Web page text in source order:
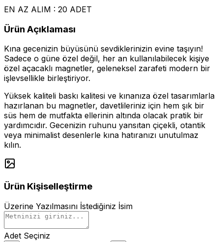
EN AZ ALIM : 20 ADET
Ürün Açıklaması
Kına gecenizin büyüsünü sevdiklerinizin evine taşıyın!
Sadece o güne özel değil, her an kullanılabilecek kişiye
özel açacaklı magnetler, geleneksel zarafeti modern bir
işlevsellikle birleştiriyor.
Yüksek kaliteli baskı kalitesi ve kınanıza özel tasarımlarla
hazırlanan bu magnetler, davetlileriniz için hem şık bir
süs hem de mutfakta ellerinin altında olacak pratik bir
yardımcıdır. Gecenizin ruhunu yansıtan çiçekli, otantik
veya minimalist desenlerle kına hatıranızı unutulmaz
kılın.
Ürün Kişiselleştirme
Üzerine Yazılmasını İstediğiniz İsim
Adet Seçiniz